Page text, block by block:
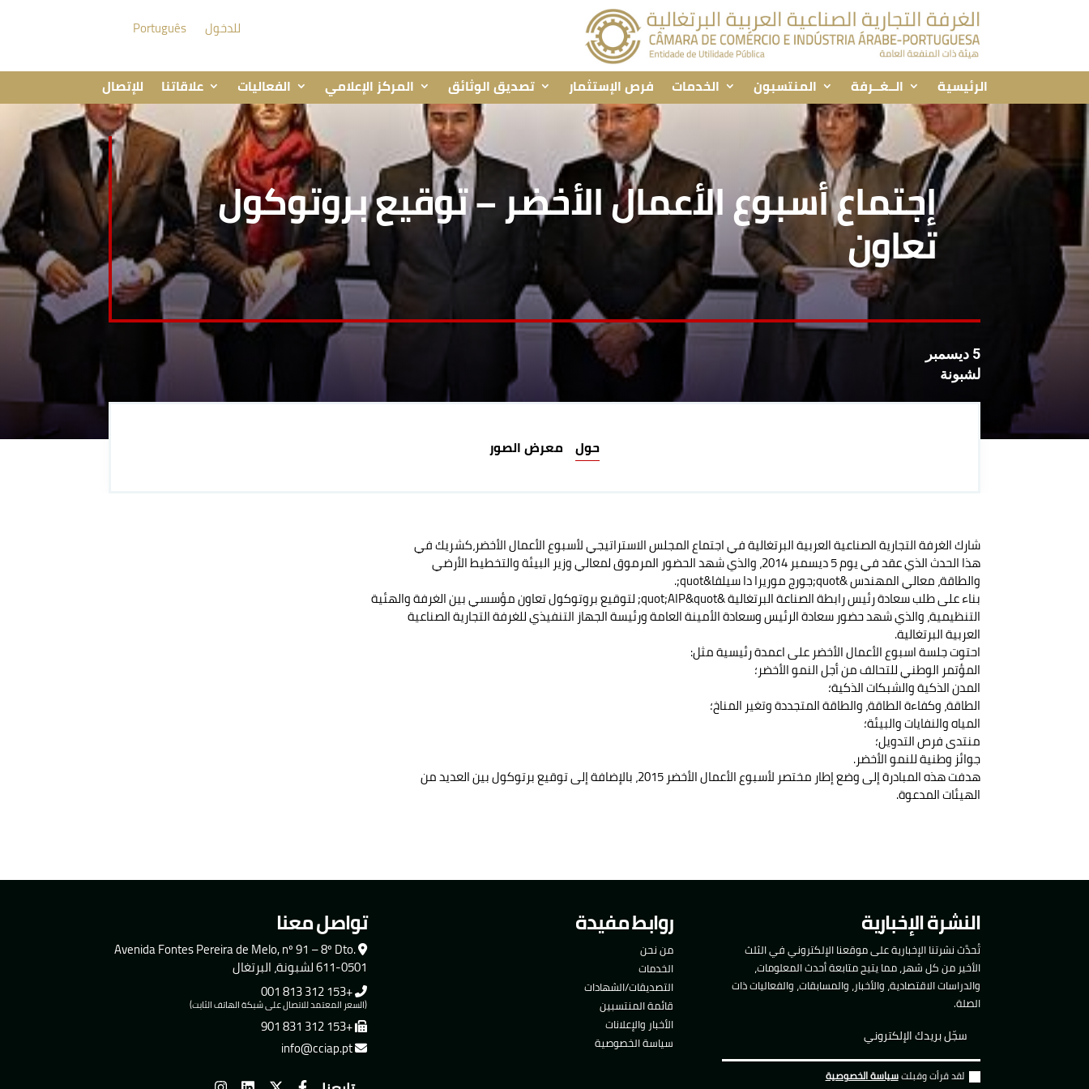
للدخول Português
الرئيسية الــغــرفة المنتسبون الخدمات فرص الإستثمار تصديق الوثائق المركز الإعلامي الفعاليات علاقاتنا للإتصال
إجتماع أسبوع الأعمال الأخضر – توقيع بروتوكول
تعاون
5 ديسمبر
لشبونة
حول معرض الصور
شارك الغرفة التجارية الصناعية العربية البرتغالية في اجتماع المجلس الاستراتيجي لأسبوع الأعمال الأخضر،كشريك في
هذا الحدث الذي عقد في يوم 5 ديسمبر 2014، والذي شهد الحضور المرموق لمعالي وزير البيئة والتخطيط الأرضي
والطاقة، معالي المهندس &quot;جورج موريرا دا سيلفا&quot;.
بناء على طلب سعادة رئيس رابطة الصناعة البرتغالية &quot;AIP&quot; لتوقيع بروتوكول تعاون مؤسسي بين الغرفة والهئية
التنظيمية، والذي شهد حضور سعادة الرئيس وسعادة الأمينة العامة ورئيسة الجهاز التنفيذي للغرفة التجارية الصناعية
العربية البرتغالية.
احتوت جلسة اسبوع الأعمال الأخضر على اعمدة رئيسية مثل:
المؤتمر الوطني للتحالف من أجل النمو الأخضر؛
المدن الذكية والشبكات الذكية؛
الطاقة، وكفاءة الطاقة، والطاقة المتجددة وتغير المناخ؛
المياه والنفايات والبيئة؛
منتدى فرص التدويل؛
جوائز وطنية للنمو الأخضر.
هدفت هذه المبادرة إلى وضع إطار مختصر لأسبوع الأعمال الأخضر 2015، بالإضافة إلى توقيع برتوكول بين العديد من
الهيئات المدعوة.
تواصل معنا
Avenida Fontes Pereira de Melo, nº 91 – 8º Dto.
611-0501 لشبونة، البرتغال
+153 312 813 001
(السعر المعتمد للاتصال على شبكة الهاتف الثابت)
+153 312 831 901
info@cciap.pt
روابط مفيدة
من نحن
الخدمات
التصديقات/الشهادات
قائمة المنتسبين
الأخبار والإعلانات
سياسة الخصوصية
النشرة الإخبارية
تُحدَّث نشرتنا الإخبارية على موقعنا الإلكتروني في الثلث
الأخير من كل شهر، مما يتيح متابعة أحدث المعلومات،
والدراسات الاقتصادية، والأخبار، والمسابقات، والفعاليات ذات
الصلة.
لقد قرأت وقبلتسياسة الخصوصية